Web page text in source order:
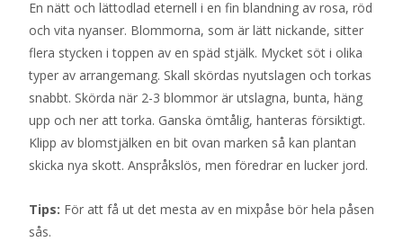
En nätt och lättodlad eternell i en fin blandning av rosa, röd
och vita nyanser. Blommorna, som är lätt nickande, sitter
flera stycken i toppen av en späd stjälk. Mycket söt i olika
typer av arrangemang. Skall skördas nyutslagen och torkas
snabbt. Skörda när 2-3 blommor är utslagna, bunta, häng
upp och ner att torka. Ganska ömtålig, hanteras försiktigt.
Klipp av blomstjälken en bit ovan marken så kan plantan
skicka nya skott. Anspråkslös, men föredrar en lucker jord.
Tips: För att få ut det mesta av en mixpåse bör hela påsen
sås.